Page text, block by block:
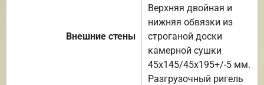
Внешние стены
Верхняя двойная и
нижняя обвязки из
строганой доски
камерной сушки
45х145/45х195+/-5 мм.
Разгрузочный ригель